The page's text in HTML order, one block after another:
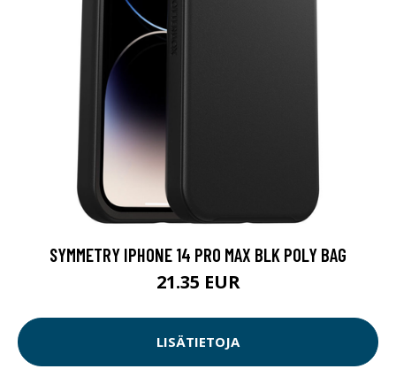
SYMMETRY IPHONE 14 PRO MAX BLK POLY BAG
21.35 EUR
LISÄTIETOJA